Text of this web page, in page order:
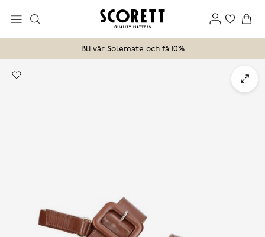
Bli vår Solemate och få 10%